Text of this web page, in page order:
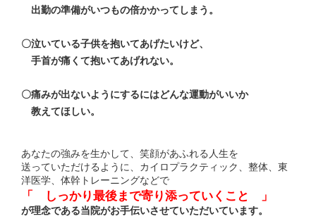
出勤の準備がいつもの倍かかってしまう。
〇泣いている子供を抱いてあげたいけど、
手首が痛くて抱いてあげれない。
〇痛みが出ないようにするにはどんな運動がいいか
教えてほしい。
あなたの強みを生かして、笑顔があふれる人生を
送っていただけるように、カイロプラクティック、整体、東
洋医学、体幹トレーニングなどで
「 しっかり最後まで寄り添っていくこと 」
が理念である当院がお手伝いさせていただいています。